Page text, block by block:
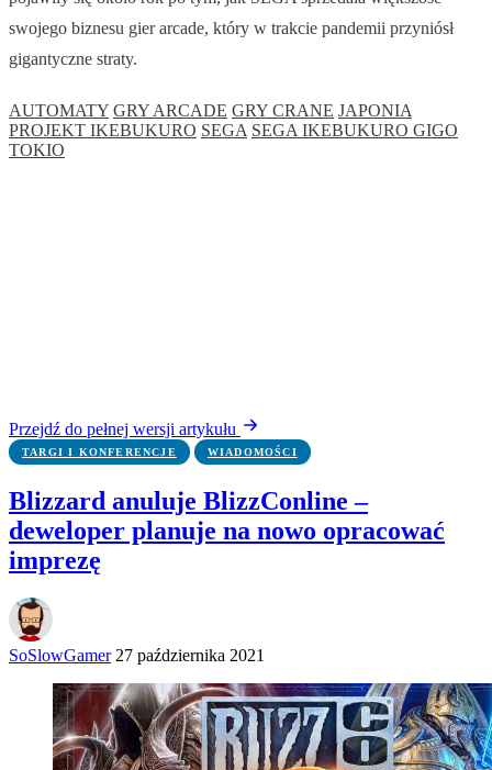
swojego biznesu gier arcade, który w trakcie pandemii przyniósł
gigantyczne straty.
AUTOMATY GRY ARCADE GRY CRANE JAPONIA
PROJEKT IKEBUKURO SEGA SEGA IKEBUKURO GIGO
TOKIO
Przejdź do pełnej wersji artykułu
TARGI I KONFERENCJE WIADOMOŚCI
Blizzard anuluje BlizzConline –
deweloper planuje na nowo opracować
imprezę
SoSlowGamer 27 października 2021